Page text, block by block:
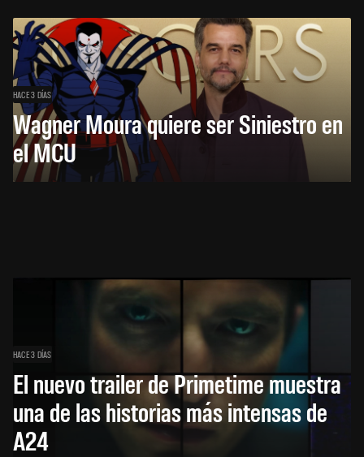
HACE 3 DÍAS
Wagner Moura quiere ser Siniestro en
el MCU
HACE 3 DÍAS
El nuevo trailer de Primetime muestra
una de las historias más intensas de
A24